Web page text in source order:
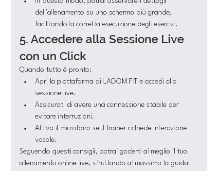
dell’allenamento su uno schermo più grande,
facilitando la corretta esecuzione degli esercizi.
5. Accedere alla Sessione Live
con un Click
Quando tutto è pronto:
Apri la piattaforma di LAGOM FIT e accedi alla
sessione live.
Assicurati di avere una connessione stabile per
evitare interruzioni.
Attiva il microfono se il trainer richiede interazione
vocale.
Seguendo questi consigli, potrai goderti al meglio il tuo
allenamento online live, sfruttando al massimo la guida